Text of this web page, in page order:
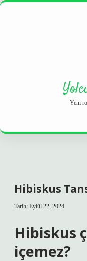
Yeni
Hibiskus
Tarih: Eylül 22, 2024
Hibiskus
içemez?